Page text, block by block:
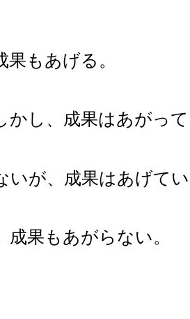
もあげる。
かし、成果はあがっ
いが、成果はあげて
成果もあがらない。